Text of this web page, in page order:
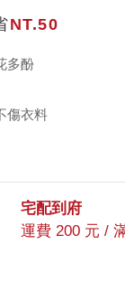
NT.50
多酚
傷衣料
宅配到府
運費 200 元 /